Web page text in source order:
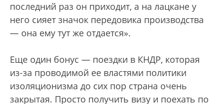
последний раз он приходит, а на лацкане у
него сияет значок передовика производства
— она ему тут же отдается».
Еще один бонус — поездки в КНДР, которая
из-за проводимой ее властями политики
изоляционизма до сих пор страна очень
закрытая. Просто получить визу и поехать по